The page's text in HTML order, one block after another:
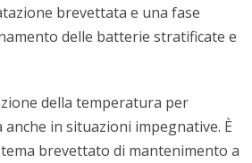
brevettata e una fase
delle batterie stratificate e
della temperatura per
in situazioni impegnative. È
brevettato di mantenimento a